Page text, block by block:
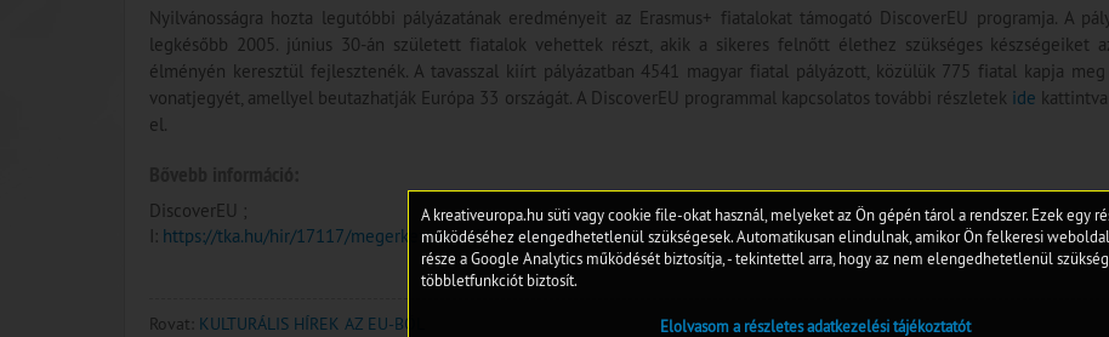
Nyilvánosságra hozta legutóbbi pályázatának eredményeit az Erasmus+ fiatalokat támogató DiscoverEU programja. A
legkésőbb 2005. június 30-án született fiatalok vehettek részt, akik a sikeres felnőtt élethez szükséges készségeiket
élményén keresztül fejlesztenék. A tavasszal kiírt pályázatban 4541 magyar fiatal pályázott, közülük 775 fiatal kapja
vonatjegyét, amellyel beutazhatják Európa 33 országát. A DiscoverEU programmal kapcsolatos további részletek ide
el.
DiscoverEU ;
I: https://tka.hu/hir/17117/megerkeztek-a-discovereu-eredmenyek
Rovat: KULTURÁLIS HÍREK AZ EU-BÓL
A kreativeuropa.hu süti vagy cookie file-okat használ, melyeket az Ön gépén tárol a rendszer. Ezek egy
működéséhez elengedhetetlenül szükségesek. Automatikusan elindulnak, amikor Ön felkeresi
része a Google Analytics működését biztosítja, - tekintettel arra, hogy az nem elengedhetetlenül
többletfunkciót biztosít.
Elolvasom a részletes adatkezelési tájékoztatót